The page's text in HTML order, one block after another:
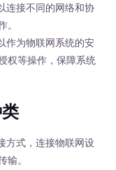
接不同的网络和协
为物联网系统的安
权等操作，保障系统
式，连接物联网设
。